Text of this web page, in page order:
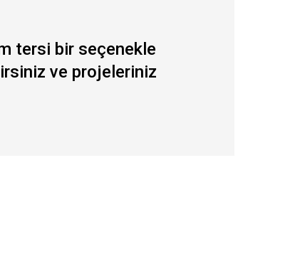
tersi bir seçenekle
ve projeleriniz